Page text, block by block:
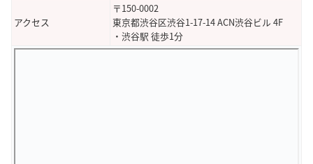
アクセス
〒150-0002
東京都渋谷区渋谷1-17-14 ACN渋谷ビル 4F
・渋谷駅 徒歩1分